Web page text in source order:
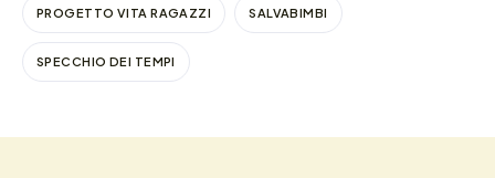
PROGETTO VITA RAGAZZI SALVABIMBI
SPECCHIO DEI TEMPI